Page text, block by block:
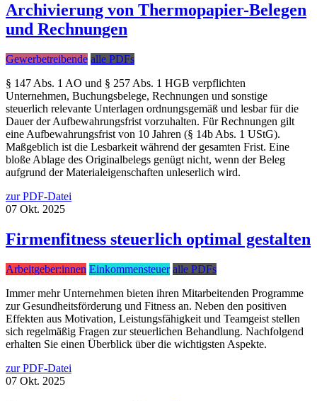
Archivierung von Thermopapier-Belegen
und Rechnungen
Gewerbetreibende alle PDFs
§ 147 Abs. 1 AO und § 257 Abs. 1 HGB verpflichten
Unternehmen, Buchungsbelege, Rechnungen und sonstige
steuerlich relevante Unterlagen ordnungsgemäß und lesbar für die
Dauer der Aufbewahrungsfrist vorzuhalten. Für Rechnungen gilt
eine Aufbewahrungsfrist von 10 Jahren (§ 14b Abs. 1 UStG).
Maßgeblich ist die Lesbarkeit während der gesamten Frist. Eine
bloße Ablage des Originalbelegs genügt nicht, wenn der Beleg
aufgrund der Materialeigenschaften unleserlich wird.
zur PDF-Datei
07 Okt. 2025
Firmenfitness steuerlich optimal gestalten
Arbeitgeber:innen Einkommensteuer alle PDFs
Immer mehr Unternehmen bieten ihren Mitarbeitenden Programme
zur Gesundheitsförderung und Fitness an. Neben den positiven
Effekten aus Motivation, Leistungsfähigkeit und Teamgeist stellen
sich regelmäßig Fragen zur steuerlichen Behandlung. Nachfolgend
erhalten Sie einen Überblick über die wichtigsten Aspekte.
zur PDF-Datei
07 Okt. 2025